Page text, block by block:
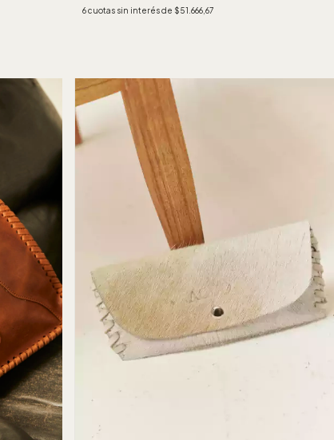
6cuotas sin interés de $51.666,67